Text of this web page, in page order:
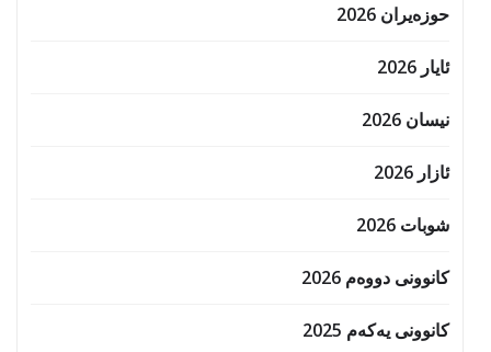
حوزه‌یران 2026
ئایار 2026
نیسان 2026
ئازار 2026
شوبات 2026
کانوونی دووەم 2026
کانوونی یەکەم 2025